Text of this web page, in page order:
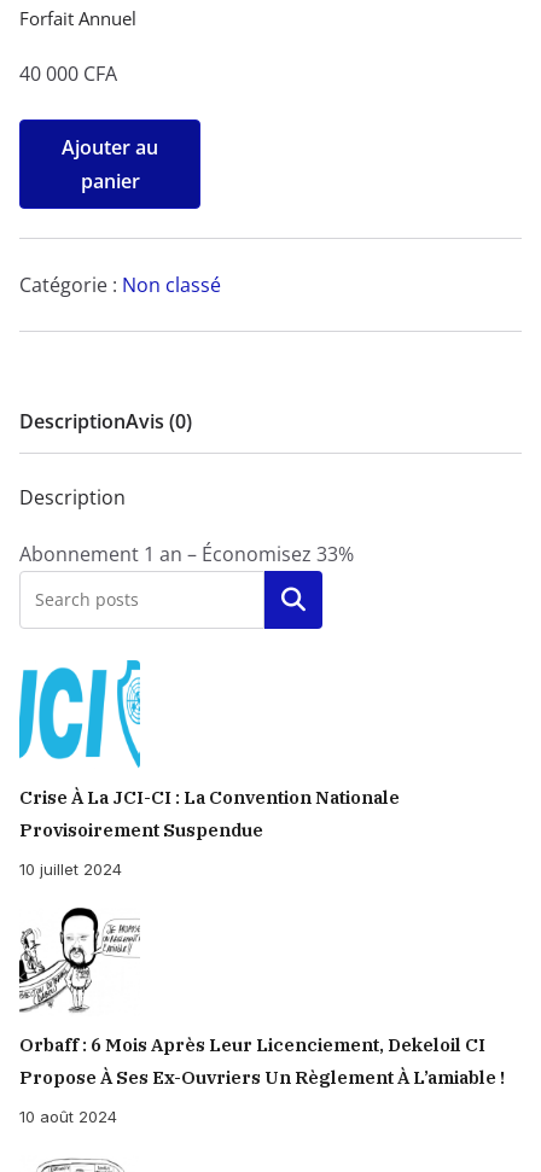
Forfait Annuel
40 000 CFA
quantité
Forfait
Annuel
Ajouter au
panier
Catégorie : Non classé
DescriptionAvis (0)
Description
Abonnement 1 an – Économisez 33%
Rechercher
Crise À La JCI-CI : La Convention Nationale
Provisoirement Suspendue
10 juillet 2024
Orbaff : 6 Mois Après Leur Licenciement, Dekeloil CI
Propose À Ses Ex-Ouvriers Un Règlement À L’amiable !
10 août 2024